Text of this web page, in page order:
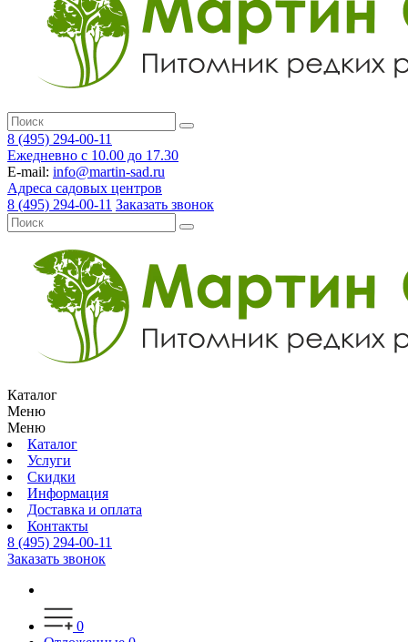
8 (495) 294-00-11
Ежедневно с 10.00 до 17.30
E-mail: info@martin-sad.ru
Адреса садовых центров
8 (495) 294-00-11 Заказать звонок
Каталог
Меню
Меню
Каталог
Услуги
Скидки
Информация
Доставка и оплата
Контакты
8 (495) 294-00-11
Заказать звонок
0